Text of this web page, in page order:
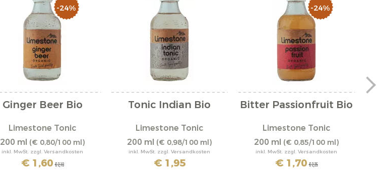
-24%
Ginger Beer Bio
Limestone Tonic
200 ml (€ 0,80/100 ml)
inkl. MwSt. zzgl. Versandkosten
€ 1,60 € 2,10
Tonic Indian Bio
Limestone Tonic
200 ml (€ 0,98/100 ml)
inkl. MwSt. zzgl. Versandkosten
€ 1,95
-24%
Bitter Passionfruit Bio
Limestone Tonic
200 ml (€ 0,85/100 ml)
inkl. MwSt. zzgl. Versandkosten
€ 1,70 € 2,25